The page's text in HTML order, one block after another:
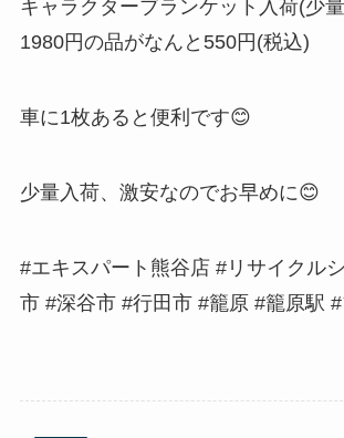
キャラクターブランケット入荷(少
1980円の品がなんと550円(税込)
車に1枚あると便利です😊
少量入荷、激安なのでお早めに😊
#エキスパート熊谷店 #リサイクル
市 #深谷市 #行田市 #籠原 #籠原駅